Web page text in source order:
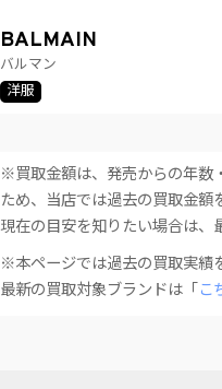
BALMAIN
バルマン
洋服
※買取金額は、発売からの年数
ため、当店では過去の買取金額
現在の目安を知りたい場合は、
※本ページでは過去の買取実績
最新の買取対象ブランドは「 こ